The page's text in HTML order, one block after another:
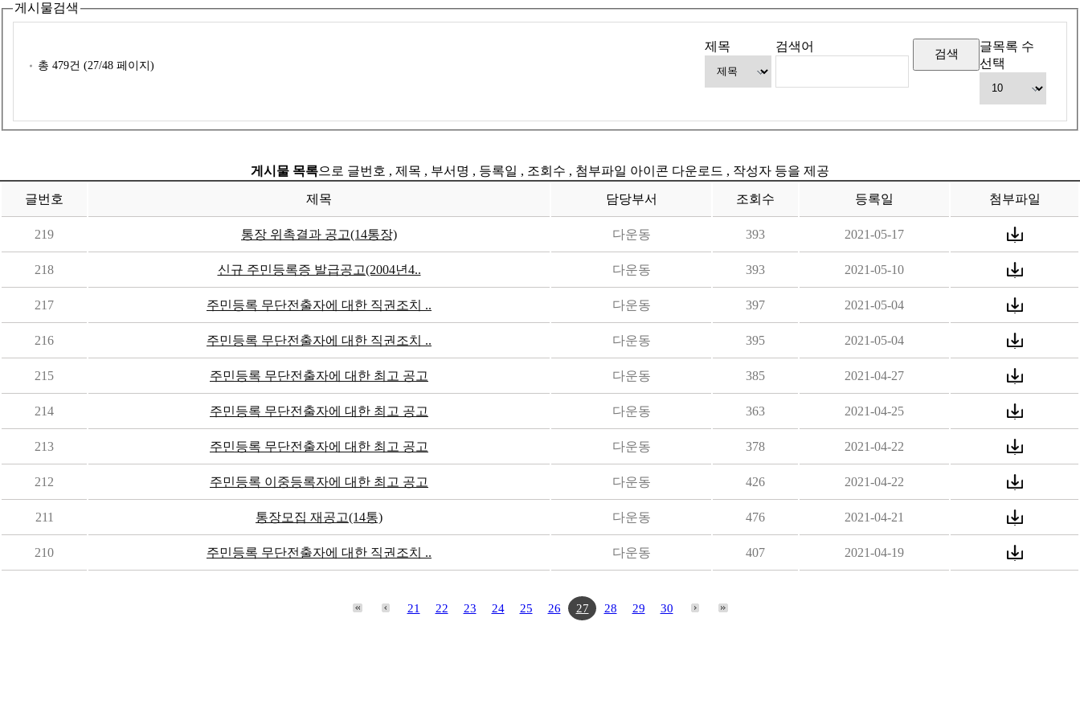
게시물검색
총 479건 (27/48 페이지)
제목 검색어
글목록 수
선택
게시물 목록으로 글번호 , 제목 , 부서명 , 등록일 , 조회수 , 첨부파일 아이콘 다운로드 , 작성자 등을 제공
글번호 제목 담당부서 조회수 등록일 첨부파일
219 통장 위촉결과 공고(14통장) 다운동 393 2021-05-17
218 신규 주민등록증 발급공고(2004년4.. 다운동 393 2021-05-10
217 주민등록 무단전출자에 대한 직권조치 .. 다운동 397 2021-05-04
216 주민등록 무단전출자에 대한 직권조치 .. 다운동 395 2021-05-04
215 주민등록 무단전출자에 대한 최고 공고 다운동 385 2021-04-27
214 주민등록 무단전출자에 대한 최고 공고 다운동 363 2021-04-25
213 주민등록 무단전출자에 대한 최고 공고 다운동 378 2021-04-22
212 주민등록 이중등록자에 대한 최고 공고 다운동 426 2021-04-22
211 통장모집 재공고(14통) 다운동 476 2021-04-21
210 주민등록 무단전출자에 대한 직권조치 .. 다운동 407 2021-04-19
21 22 23 24 25 26 27 28 29 30